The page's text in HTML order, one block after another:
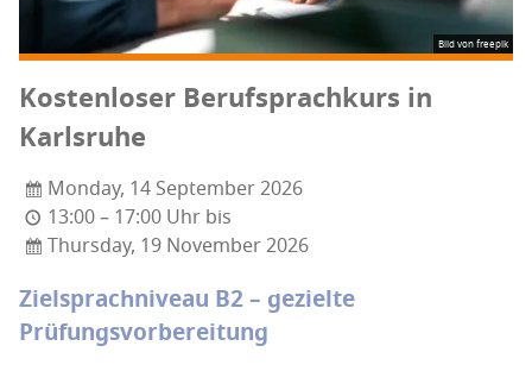
Bild von freepik
Kos­ten­lo­ser Berufs­prach­kurs in
Karlsruhe
Monday, 14 September 2026
13:00 – 17:00 Uhr bis
Thursday, 19 November 2026
Ziel­sprach­ni­veau B2 – geziel­te
Prüfungsvorbereitung